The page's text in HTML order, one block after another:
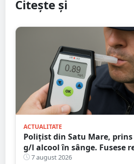
Citește și
ACTUALITATE
Polițist din Satu Mare,
g/l alcool în sânge. Fusese
că circula pe contrasens
7 august 2026